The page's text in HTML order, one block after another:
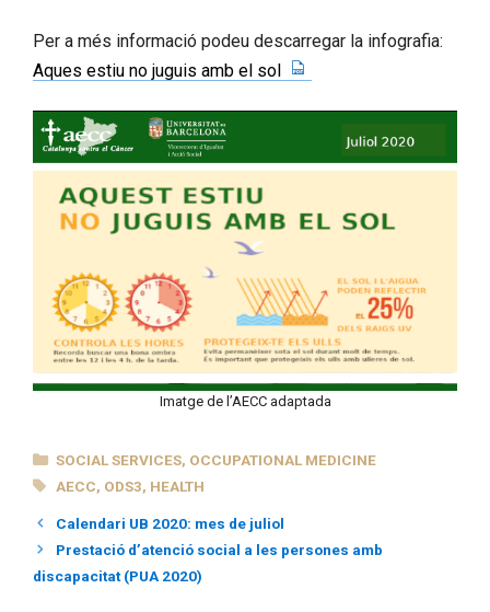
Per a més informació podeu descarregar la infografia:
Aques estiu no juguis amb el sol
Imatge de l’AECC adaptada
CATEGORIES
SOCIAL SERVICES, OCCUPATIONAL MEDICINE
TAGS
AECC, ODS3, HEALTH
Calendari UB 2020: mes de juliol
Prestació d’atenció social a les persones amb
discapacitat (PUA 2020)